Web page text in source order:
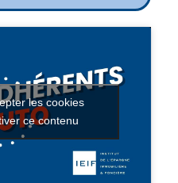
les cookies
ce contenu